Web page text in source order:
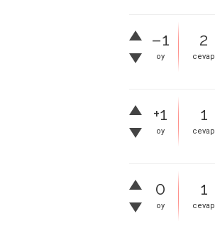
–1
oy
2
cevap
+1
oy
1
cevap
0
oy
1
cevap